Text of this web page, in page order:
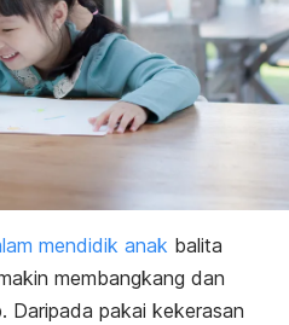
mendidik anak balita
membangkang dan
Daripada pakai kekerasan